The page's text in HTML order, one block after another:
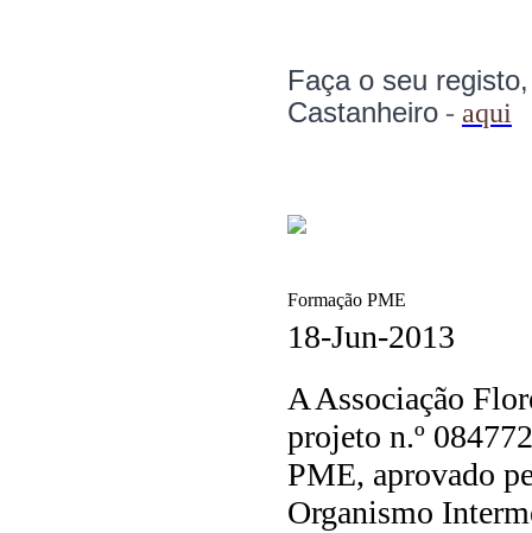
Faça o seu
Castanheiro - aqui
Formação PME
18-Jun-2013
A Associação
projeto n.º
PME, aprovado
Organismo